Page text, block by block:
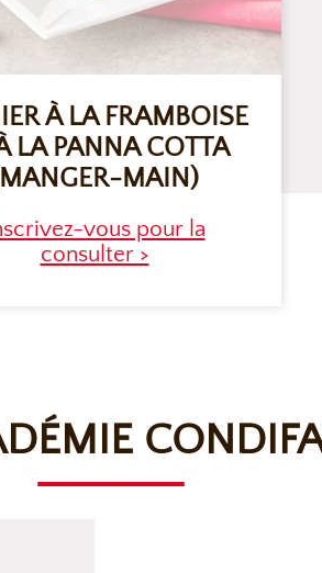
À LA FRAMBOISE
LA PANNA COTTA
MAIN)
vous pour la
consulter >